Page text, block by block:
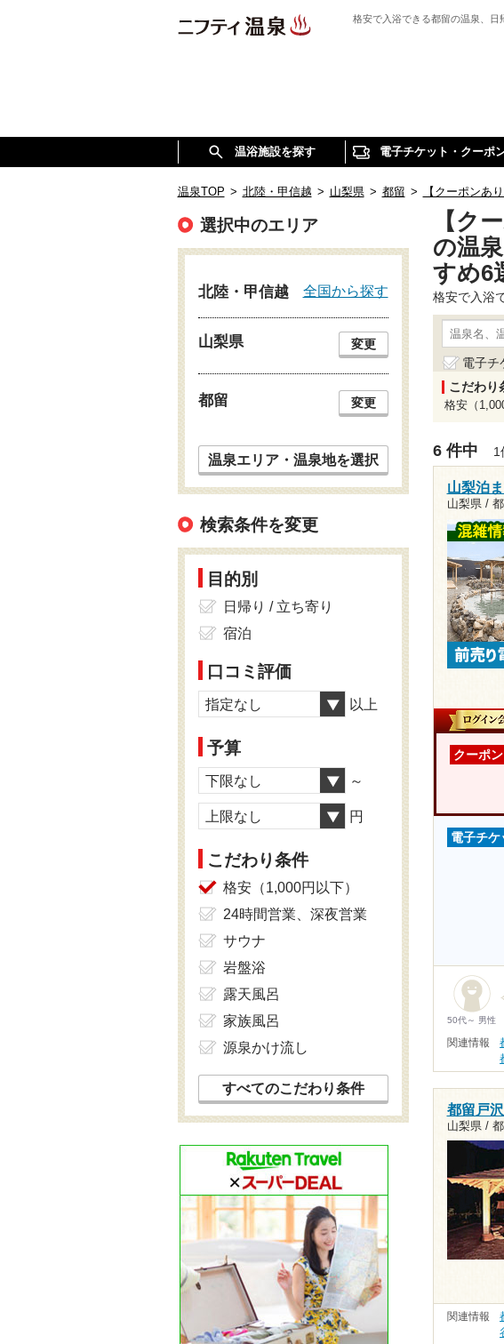
格安で入浴できる都留の温泉、
温浴施設を探す 電子チケット・クーポ
温泉TOP > 北陸・甲信越 > 山梨県 > 都留 > 【クーポンあ
【ク
の温
すめ6
格安で入浴
電子チ
こだわり
格安（
6 件中 1
山梨泊
山梨県 /
クーポン
電子チケ
50代～ 男性
関連情報
都留戸
山梨県 /
関連情報
選択中のエリア
北陸・甲信越 全国から探す
山梨県 変更
都留 変更
温泉エリア・温泉地を選択
検索条件を変更
目的別
日帰り / 立ち寄り
宿泊
口コミ評価
指定なし 以上
予算
下限なし ～
上限なし 円
こだわり条件
格安（1,000円以下）
24時間営業、深夜営業
サウナ
岩盤浴
露天風呂
家族風呂
源泉かけ流し
すべてのこだわり条件